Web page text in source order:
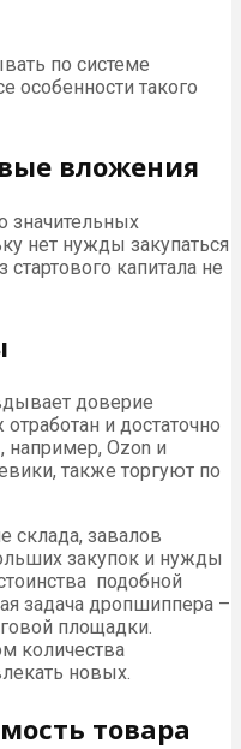
по системе
особенности такого
вложения
значительных
нет нужды закупаться
капитала не
доверие
и достаточно
например, Ozon и
также торгуют по
склада, завалов
закупок и нужды
подобной
задача дропшиппера –
площадки.
количества
новых.
товара